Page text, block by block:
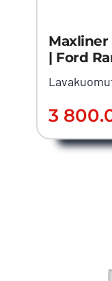
| Ford
3